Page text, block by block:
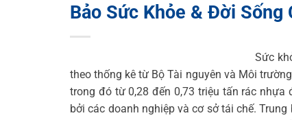
Bảo Sức Khỏe & Đời Sống
Sức
theo thống kê từ Bộ Tài nguyên và Môi
trong đó từ 0,28 đến 0,73 triệu tấn rác
bởi các doanh nghiệp và cơ sở tái chế.